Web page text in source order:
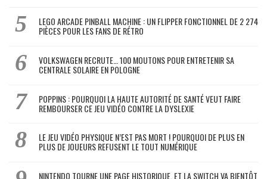
LEGO ARCADE PINBALL MACHINE : UN FLIPPER FONCTIONNEL DE 2 274
PIÈCES POUR LES FANS DE RÉTRO
VOLKSWAGEN RECRUTE… 100 MOUTONS POUR ENTRETENIR SA
CENTRALE SOLAIRE EN POLOGNE
POPPINS : POURQUOI LA HAUTE AUTORITÉ DE SANTÉ VEUT FAIRE
REMBOURSER CE JEU VIDÉO CONTRE LA DYSLEXIE
LE JEU VIDÉO PHYSIQUE N’EST PAS MORT ! POURQUOI DE PLUS EN
PLUS DE JOUEURS REFUSENT LE TOUT NUMÉRIQUE
NINTENDO TOURNE UNE PAGE HISTORIQUE, ET LA SWITCH VA BIENTÔT